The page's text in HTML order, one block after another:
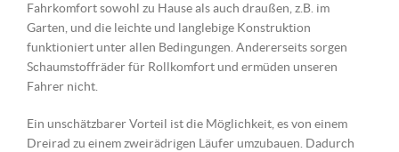
Fahrkomfort sowohl zu Hause als auch draußen, z.B. im
Garten, und die leichte und langlebige Konstruktion
funktioniert unter allen Bedingungen. Andererseits sorgen
Schaumstoffräder für Rollkomfort und ermüden unseren
Fahrer nicht.
Ein unschätzbarer Vorteil ist die Möglichkeit, es von einem
Dreirad zu einem zweirädrigen Läufer umzubauen. Dadurch